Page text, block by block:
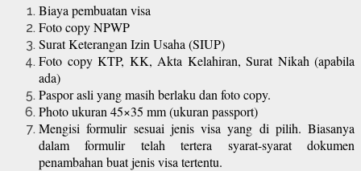
Biaya pembuatan visa
Foto copy NPWP
Surat Keterangan Izin Usaha (SIUP)
Foto copy KTP, KK, Akta Kelahiran, Surat Nikah (apabila
ada)
Paspor asli yang masih berlaku dan foto copy.
Photo ukuran 45×35 mm (ukuran passport)
Mengisi formulir sesuai jenis visa yang di pilih. Biasanya
dalam formulir telah tertera syarat-syarat dokumen
penambahan buat jenis visa tertentu.